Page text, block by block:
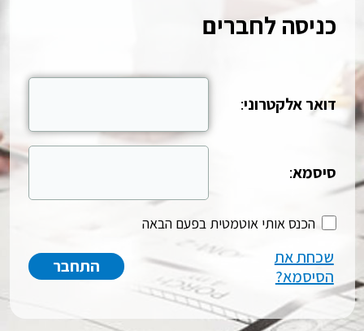
כניסה לחברים
דואר אלקטרוני:
סיסמא:
הכנס אותי אוטמטית בפעם הבאה
שכחת את
הסיסמא?